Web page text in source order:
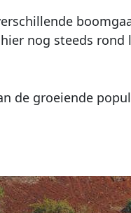
nog steeds
de groeiende